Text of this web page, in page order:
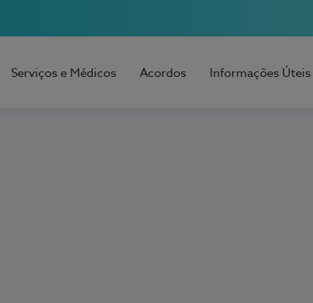
Serviços e Médicos Acordos Informações Úteis